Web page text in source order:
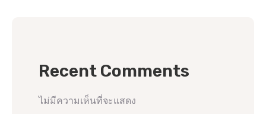
Recent Comments
ไม่มีความเห็นที่จะแสดง